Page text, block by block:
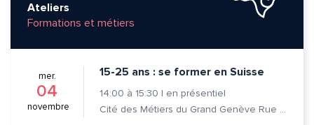
Ateliers
Formations et métiers
mer.
04
novembre
15-25 ans : se former en Suisse
14:00 à 15:30 | en présentiel
Cité des Métiers du Grand Genève Rue Prévost-Martin 6 1205 Genève